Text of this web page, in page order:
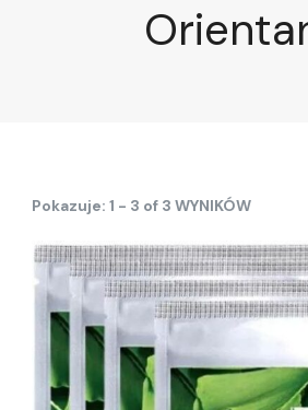
Pokazuje: 1 - 3 of 3 WYNIKÓW